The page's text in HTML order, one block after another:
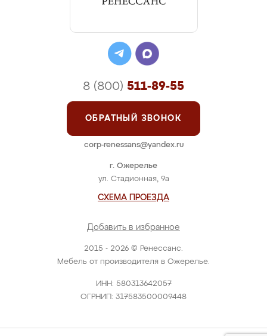
2015 - 2026 © Ренессанс.
Мебель от производителя в Ожерелье.
ИНН: 580313642057
ОГРНИП: 317583500009448
г. Ожерелье
ул. Стадионная, 9а
СХЕМА ПРОЕЗДА
Добавить в избранное
8 (800) 511-89-55
ОБРАТНЫЙ ЗВОНОК
corp-renessans@yandex.ru